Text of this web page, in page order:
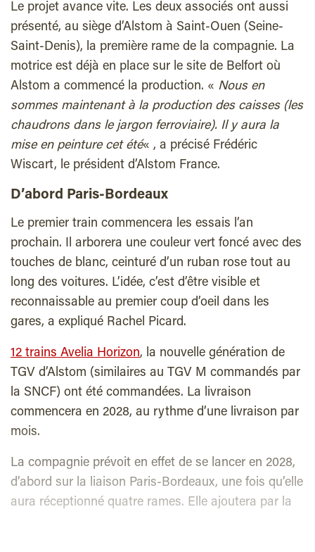
Le projet avance vite. Les deux associés ont aussi
présenté, au siège d’Alstom à Saint-Ouen (Seine-
Saint-Denis), la première rame de la compagnie. La
motrice est déjà en place sur le site de Belfort où
Alstom a commencé la production. « Nous en
sommes maintenant à la production des caisses (les
chaudrons dans le jargon ferroviaire). Il y aura la
mise en peinture cet été« , a précisé Frédéric
Wiscart, le président d’Alstom France.
D’abord Paris-Bordeaux
Le premier train commencera les essais l’an
prochain. Il arborera une couleur vert foncé avec des
touches de blanc, ceinturé d’un ruban rose tout au
long des voitures. L’idée, c’est d’être visible et
reconnaissable au premier coup d’oeil dans les
gares, a expliqué Rachel Picard.
12 trains Avelia Horizon, la nouvelle génération de
TGV d’Alstom (similaires au TGV M commandés par
la SNCF) ont été commandées. La livraison
commencera en 2028, au rythme d’une livraison par
mois.
La compagnie prévoit en effet de se lancer en 2028,
d’abord sur la liaison Paris-Bordeaux, une fois qu’elle
aura réceptionné quatre rames. Elle ajoutera par la